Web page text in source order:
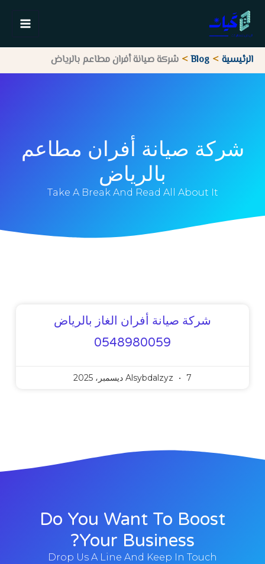
تخطي
المحتوى
الرئيسية
Blog شركة صيانة أفران مطاعم بالرياض
شركة صيانة أفران مطاعم
بالرياض
Take A Break And Read All About It
شركة صيانة أفران الغاز بالرياض
0548980059
Alsybdalzyz 7 ديسمبر، 2025
Do You Want To Boost
Your Business?
Drop Us A Line And Keep In Touch